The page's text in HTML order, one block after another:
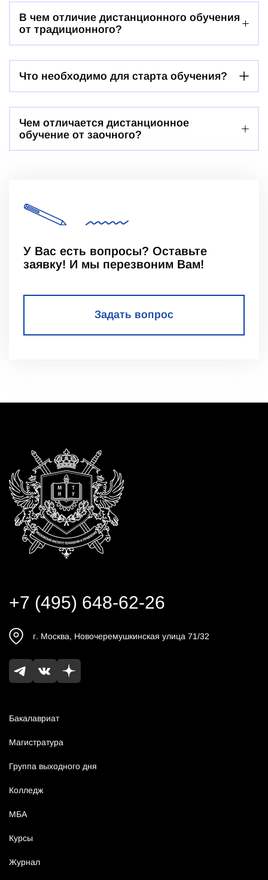
В чем отличие дистанционного обучения
от традиционного?
Что необходимо для старта обучения?
Чем отличается дистанционное
обучение от заочного?
У Вас есть вопросы? Оставьте
заявку! И мы перезвоним Вам!
Задать вопрос
Бакалавриат
Магистратура
Группа выходного дня
Колледж
МБА
Курсы
Журнал
+7 (495) 648-62-26
г. Москва, Новочеремушкинская улица 71/32